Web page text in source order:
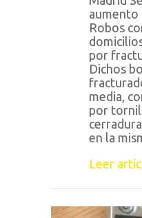
aumento
Robos
por
Dichos
media,
por
en la
Leer